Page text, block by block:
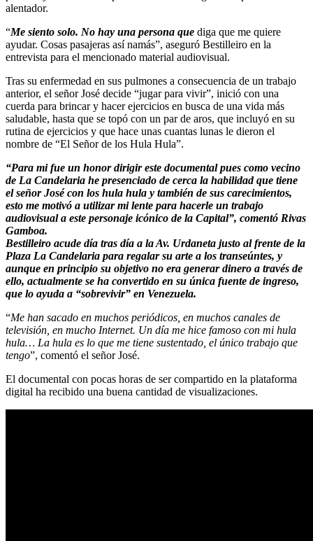
alentador.
“Me siento solo. No hay una persona que diga que me quiere
ayudar. Cosas pasajeras así namás”, aseguró Bestilleiro en la
entrevista para el mencionado material audiovisual.
Tras su enfermedad en sus pulmones a consecuencia de un trabajo
anterior, el señor José decide “jugar para vivir”, inició con una
cuerda para brincar y hacer ejercicios en busca de una vida más
saludable, hasta que se topó con un par de aros, que incluyó en su
rutina de ejercicios y que hace unas cuantas lunas le dieron el
nombre de “El Señor de los Hula Hula”.
“Para mi fue un honor dirigir este documental pues como vecino
de La Candelaria he presenciado de cerca la habilidad que tiene
el señor José con los hula hula y también de sus carecimientos,
esto me motivó a utilizar mi lente para hacerle un trabajo
audiovisual a este personaje icónico de la Capital”, comentó Rivas
Gamboa.
Bestilleiro acude día tras día a la Av. Urdaneta justo al frente de la
Plaza La Candelaria para regalar su arte a los transeúntes, y
aunque en principio su objetivo no era generar dinero a través de
ello, actualmente se ha convertido en su única fuente de ingreso,
que lo ayuda a “sobrevivir” en Venezuela.
“Me han sacado en muchos periódicos, en muchos canales de
televisión, en mucho Internet. Un día me hice famoso con mi hula
hula… La hula es lo que me tiene sustentado, el único trabajo que
tengo”, comentó el señor José.
El documental con pocas horas de ser compartido en la plataforma
digital ha recibido una buena cantidad de visualizaciones.